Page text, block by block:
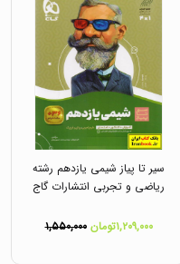
سیر تا پیاز شیمی یازدهم رشته
ریاضی و تجربی انتشارات گاج
۱,۲۰۹,۰۰۰تومان ۱,۵۵۰,۰۰۰